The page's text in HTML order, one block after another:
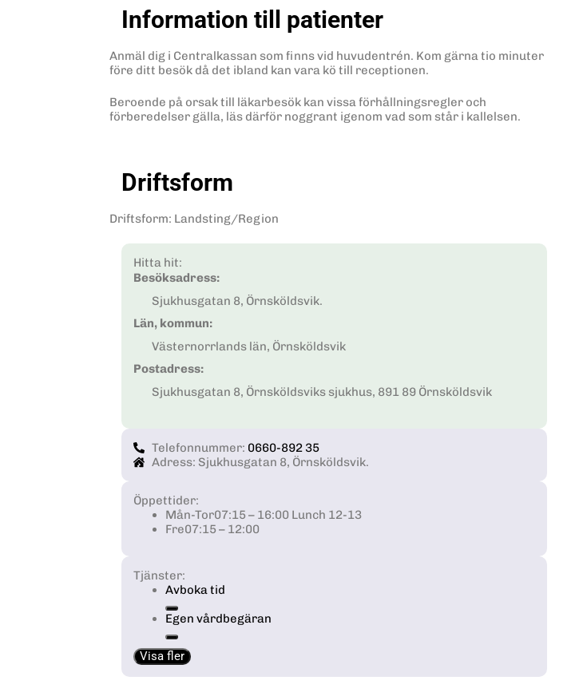
Information till patienter
Anmäl dig i Centralkassan som finns vid huvudentrén. Kom gärna tio minuter
före ditt besök då det ibland kan vara kö till receptionen.
Beroende på orsak till läkarbesök kan vissa förhållningsregler och
förberedelser gälla, läs därför noggrant igenom vad som står i kallelsen.
Driftsform
Driftsform: Landsting/Region
Hitta hit:
Besöksadress:
Sjukhusgatan 8, Örnsköldsvik.
Län, kommun:
Västernorrlands län, Örnsköldsvik
Postadress:
Sjukhusgatan 8, Örnsköldsviks sjukhus, 891 89 Örnsköldsvik
Telefonnummer: 0660-892 35
Adress: Sjukhusgatan 8, Örnsköldsvik.
Öppettider:
Mån-Tor07:15 – 16:00 Lunch 12-13
Fre07:15 – 12:00
Tjänster:
Avboka tid
Egen vårdbegäran
Visa fler